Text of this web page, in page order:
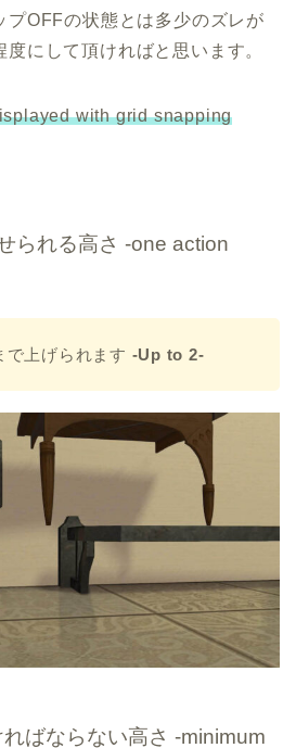
プOFFの状態とは多少のズレが
にして頂ければと思います。
with grid snapping
られる高さ -one action
で上げられます -Up to 2-
ばならない高さ -minimum